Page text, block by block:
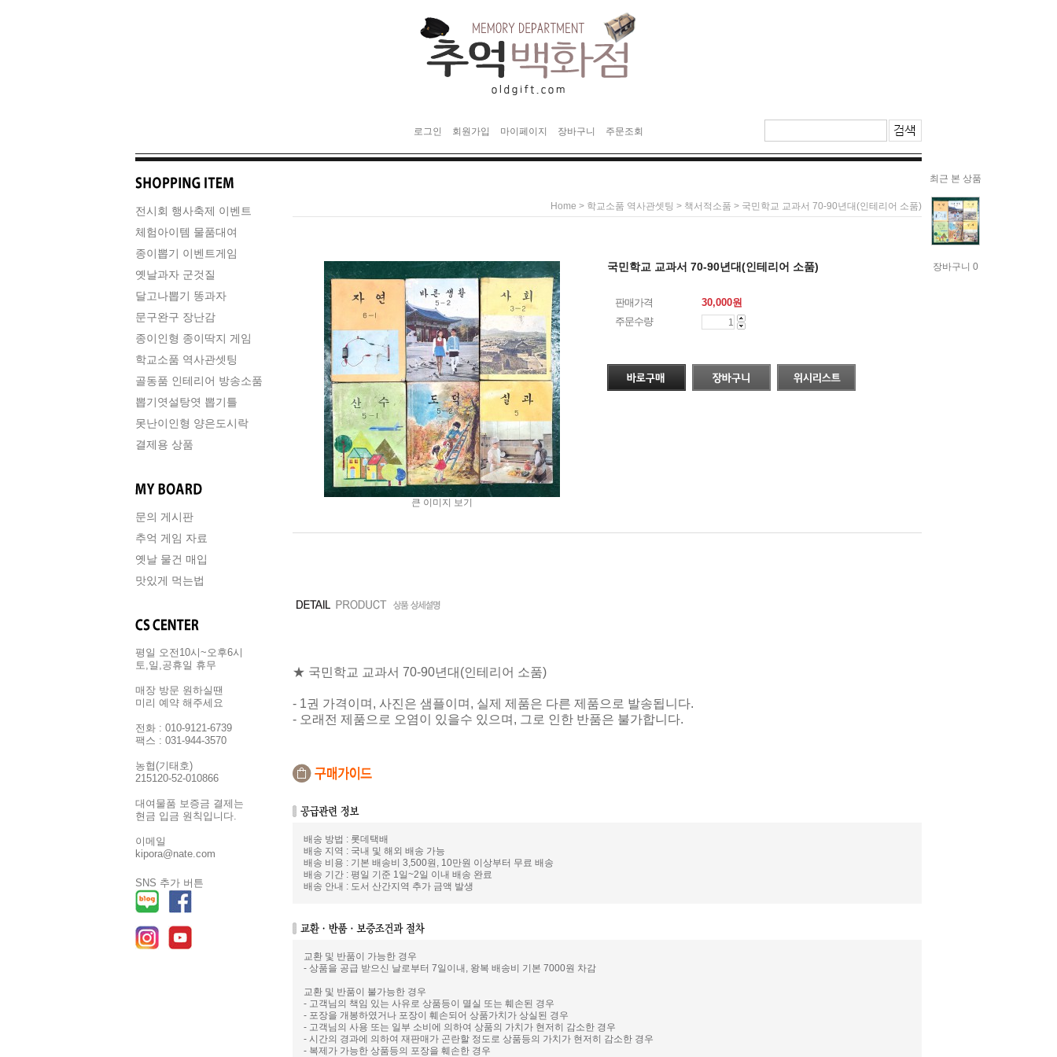
최근 본 상품
장바구니 0
로그인 회원가입 마이페이지 장바구니 주문조회
전시회 행사축제 이벤트
체험아이템 물품대여
종이뽑기 이벤트게임
옛날과자 군것질
달고나뽑기 똥과자
문구완구 장난감
종이인형 종이딱지 게임
학교소품 역사관셋팅
골동품 인테리어 방송소품
뽑기엿설탕엿 뽑기틀
못난이인형 양은도시락
결제용 상품
문의 게시판
추억 게임 자료
옛날 물건 매입
맛있게 먹는법
평일 오전10시~오후6시
토,일,공휴일 휴무
매장 방문 원하실땐
미리 예약 해주세요
전화 : 010-9121-6739
팩스 : 031-944-3570
농협(기태호)
215120-52-010866
대여물품 보증금 결제는
현금 입금 원칙입니다.
이메일
kipora@nate.com
SNS 추가 버튼
Home > 학교소품 역사관셋팅 > 책서적소품 > 국민학교 교과서 70-90년대(인테리어 소품)
큰 이미지 보기
국민학교 교과서 70-90년대(인테리어 소품)
판매가격 30,000원
주문수량
★ 국민학교 교과서 70-90년대(인테리어 소품)
- 1권 가격이며, 사진은 샘플이며, 실제 제품은 다른 제품으로 발송됩니다.
- 오래전 제품으로 오염이 있을수 있으며, 그로 인한 반품은 불가합니다.
배송 방법 : 롯데택배
배송 지역 : 국내 및 해외 배송 가능
배송 비용 : 기본 배송비 3,500원, 10만원 이상부터 무료 배송
배송 기간 : 평일 기준 1일~2일 이내 배송 완료
배송 안내 : 도서 산간지역 추가 금액 발생
교환 및 반품이 가능한 경우
- 상품을 공급 받으신 날로부터 7일이내, 왕복 배송비 기본 7000원 차감
교환 및 반품이 불가능한 경우
- 고객님의 책임 있는 사유로 상품등이 멸실 또는 훼손된 경우
- 포장을 개봉하였거나 포장이 훼손되어 상품가치가 상실된 경우
- 고객님의 사용 또는 일부 소비에 의하여 상품의 가치가 현저히 감소한 경우
- 시간의 경과에 의하여 재판매가 곤란할 정도로 상품등의 가치가 현저히 감소한 경우
- 복제가 가능한 상품등의 포장을 훼손한 경우